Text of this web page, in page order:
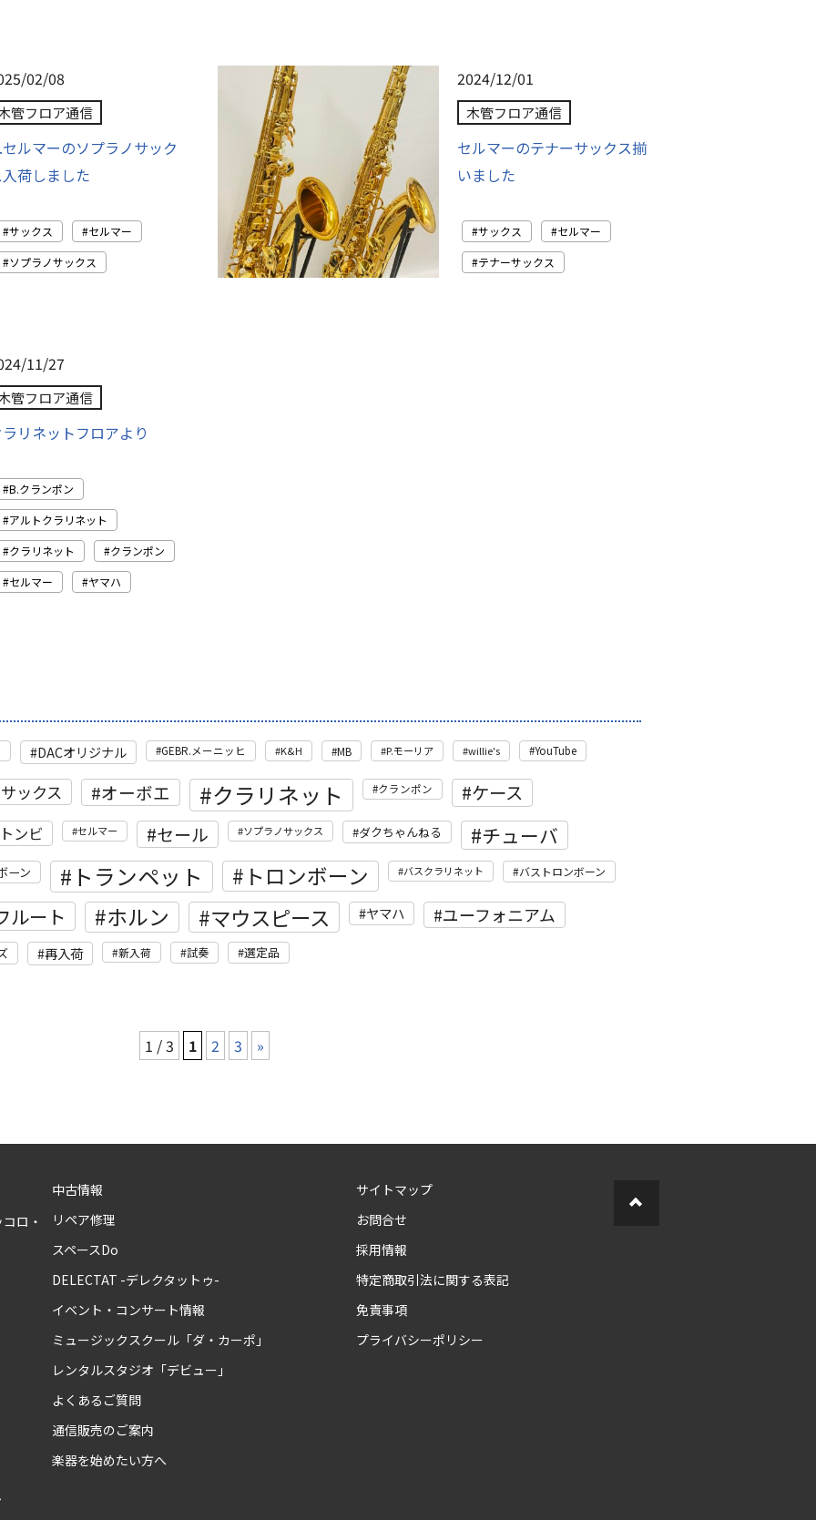
02/08
管フロア通信
ルマーのソプラノサック
荷しました
サックス
セルマー
ソプラノサックス
2024/12/01
木管フロア通信
セルマーのテナーサックス揃
いました
サックス
セルマー
テナーサックス
11/27
管フロア通信
リネットフロアより
B.クランポン
アルトクラリネット
クラリネット
クランポン
セルマー
ヤマハ
DACオリジナル GEBR.メーニッヒ K&H MB P.モーリア willie's YouTube
ックス オーボエ クラリネット クランポン ケース
ンビ セルマー セール ソプラノサックス ダクちゃんねる チューバ
ーン トランペット トロンボーン バスクラリネット バストロンボーン
ルート ホルン マウスピース ヤマハ ユーフォニアム
再入荷 新入荷 試奏 選定品
1 / 3 1 2 3 »
ロ・
中古情報
リペア修理
スペースDo
DELECTAT -デレクタットゥ-
イベント・コンサート情報
ミュージックスクール「ダ・カーポ」
レンタルスタジオ「デビュー」
よくあるご質問
通信販売のご案内
楽器を始めたい方へ
サイトマップ
お問合せ
採用情報
特定商取引法に関する表記
免責事項
プライバシーポリシー